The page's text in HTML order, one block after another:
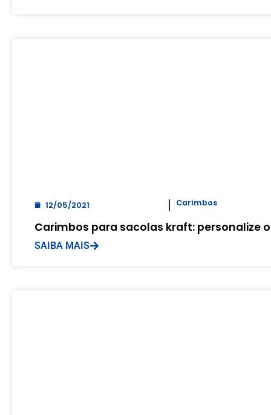
12/05/2021 Carimbos
Carimbos para sacolas kraft: personalize
SAIBA MAIS